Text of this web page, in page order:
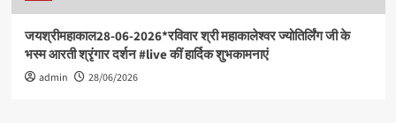
जयश्रीमहाकाल28-06-2026*रविवार श्री महाकालेश्वर ज्योतिर्लिंग जी के
भस्म आरती श्रृंगार दर्शन #live कीं हार्दिक शुभकामनाएं
admin 28/06/2026